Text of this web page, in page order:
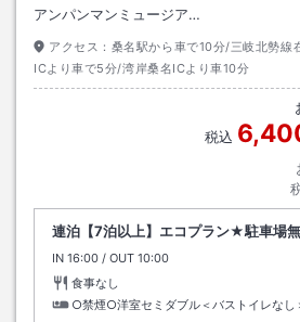
アンパンマンミュージア…
アクセス： 桑名駅から車で10分/三岐北勢線
ICより車で5分/湾岸桑名ICより車10分
税込
連泊【7泊以上】エコプラン★駐車場
IN チェックイン
16:00 / OUT チェックアウト
10:00
食事なし
○禁煙○洋室セミダブル＜バストイレなし